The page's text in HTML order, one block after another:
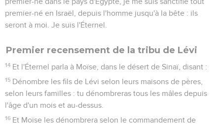
premier-né en Israël, depuis l'homme jusqu'à la bête : ils
seront à moi. Je suis l'Éternel.
Premier recensement de la tribu de Lévi
14 Et l'Éternel parla à Moïse, dans le désert de Sinaï, disant :
15 Dénombre les fils de Lévi selon leurs maisons de pères,
selon leurs familles : tu dénombreras tous les mâles depuis
l'âge d'un mois et au-dessus.
16 Et Moïse les dénombrera selon le commandement de